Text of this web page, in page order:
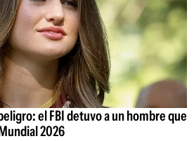
el FBI detuvo a un hombre que
2026